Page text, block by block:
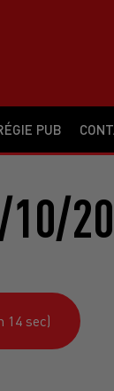
PUB
10/
14 sec)